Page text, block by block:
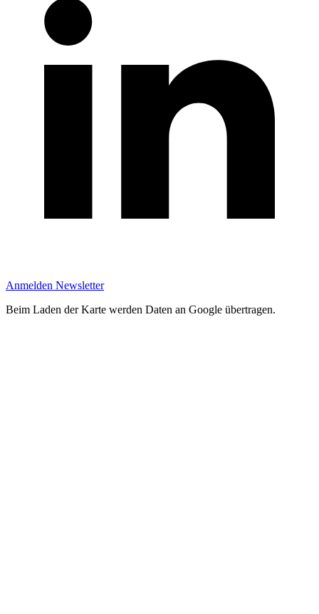
Anmelden Newsletter
Beim Laden der Karte werden Daten an Google übertragen.